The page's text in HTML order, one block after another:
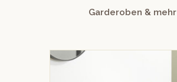
Garderoben & mehr